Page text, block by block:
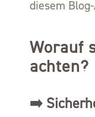
diesem
Worauf
achten?
➡️